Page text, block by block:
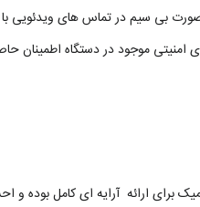
بی سیم در تماس های ویدئویی